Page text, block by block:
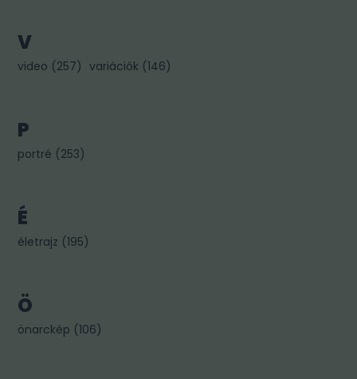
V
video (257) variációk (146)
P
portré (253)
É
életrajz (195)
Ö
önarckép (106)